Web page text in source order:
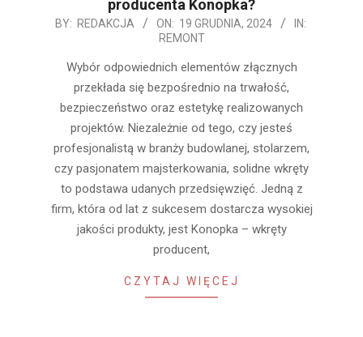
producenta Konopka?
2024-
BY: REDAKCJA ON: 19 GRUDNIA, 2024
IN:
REMONT
Wybór odpowiednich elementów złącznych
przekłada się bezpośrednio na trwałość,
bezpieczeństwo oraz estetykę realizowanych
projektów. Niezależnie od tego, czy jesteś
profesjonalistą w branży budowlanej, stolarzem,
czy pasjonatem majsterkowania, solidne wkręty
to podstawa udanych przedsięwzięć. Jedną z
firm, która od lat z sukcesem dostarcza wysokiej
jakości produkty, jest Konopka – wkręty
producent,
CZYTAJ WIĘCEJ